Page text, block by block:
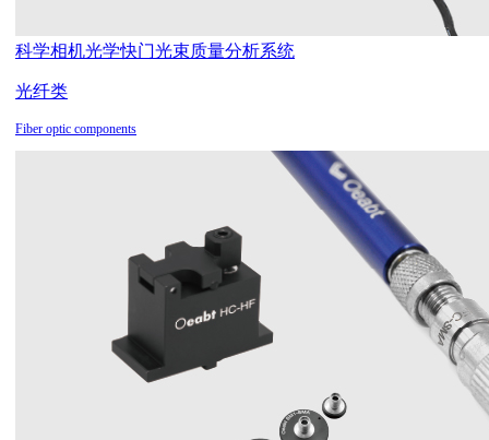
科学相机光学快门光束质量分析系统
光纤类
Fiber optic components